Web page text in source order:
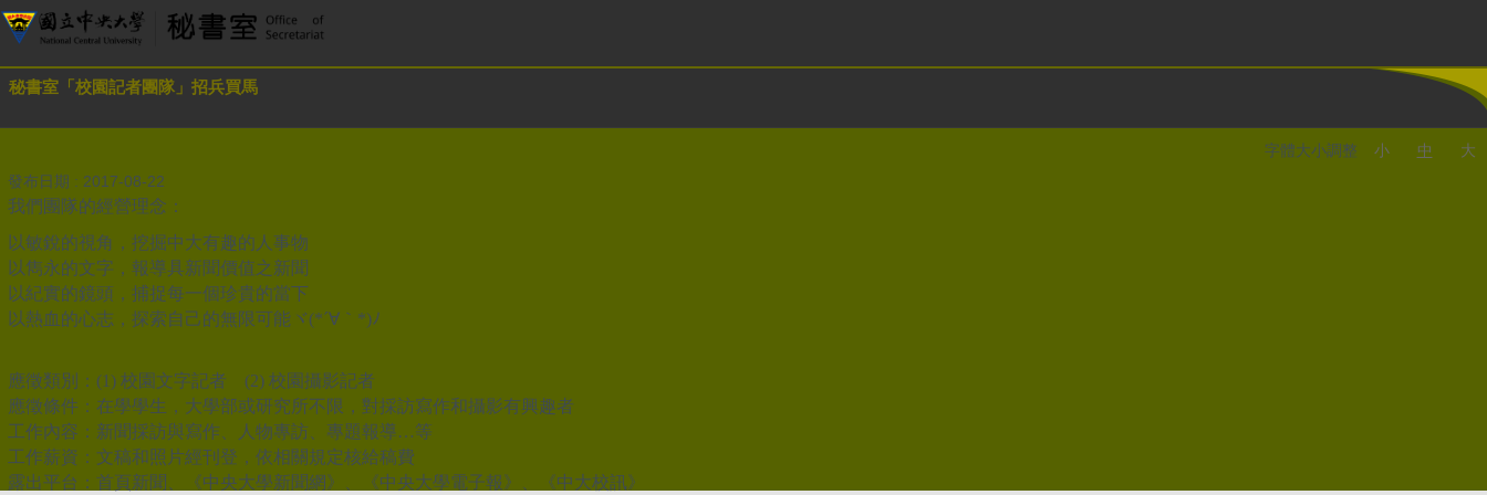
秘書室「校園記者團隊」招兵買馬
字體大小調整 小 中
大
發布日期 : 2017-08-22
我們團隊的經營理念：
以敏銳的視角，挖掘中大有趣的人事物
以雋永的文字，報導具新聞價值之新聞
以紀實的鏡頭，捕捉每一個珍貴的當下
以熱血的心志，探索自己的無限可能ヾ(*´∀｀*)ﾉ
應徵類別：(1) 校園文字記者 (2) 校園攝影記者
應徵條件：在學學生，大學部或研究所不限，對採訪寫作和攝影有興趣者
工作內容：新聞採訪與寫作、人物專訪、專題報導…等
工作薪資：文稿和照片經刊登，依相關規定核給稿費
露出平台：首頁新聞、《中央大學新聞網》、《中央大學電子報》、《中大校訊》